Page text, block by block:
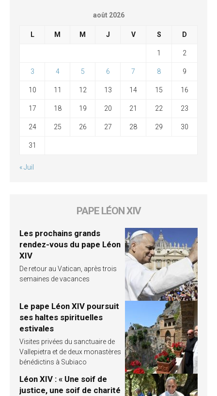
août 2026
L M M J V S D
1 2
3 4 5 6 7 8 9
10 11 12 13 14 15 16
17 18 19 20 21 22 23
24 25 26 27 28 29 30
31
« Juil
PAPE LÉON XIV
Les prochains grands
rendez-vous du pape Léon
XIV
De retour au Vatican, après trois
semaines de vacances
Le pape Léon XIV poursuit
ses haltes spirituelles
estivales
Visites privées du sanctuaire de
Vallepietra et de deux monastères
bénédictins à Subiaco
Léon XIV : « Une soif de
justice, une soif de charité